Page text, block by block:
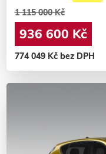
1 115 000 Kč
936 600 Kč
774 049 Kč bez DPH